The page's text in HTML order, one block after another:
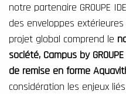
notre partenaire GROUPE
des enveloppes
projet global comprend le
société, Campus by
de remise en forme
considération les enjeux